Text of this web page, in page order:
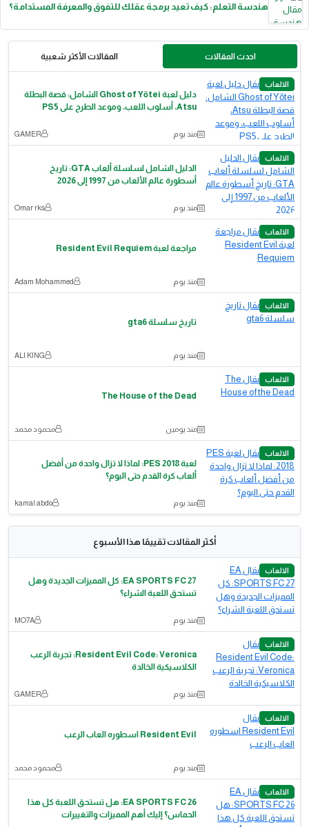
هندسة التعلم: كيف تعيد برمجة عقلك للتفوق والمعرفة المستدامة؟
احدث المقالات المقالات الأكثر شعبية
الالعاب
دليل لعبة Ghost of Yōtei الشامل: قصة البطلة
Atsu، أسلوب اللعب، وموعد الطرح على PS5
منذ يوم GAMER
الالعاب
الدليل الشامل لسلسلة ألعاب GTA: تاريخ
أسطورة عالم الألعاب من 1997 إلى 2026
منذ يوم Omar rks
الالعاب
مراجعة لعبة Resident Evil Requiem
منذ يوم Adam Mohammed
الالعاب
تاريخ سلسلة gta6
منذ يوم ALI KING
الالعاب
The House of the Dead
منذ يومين محمود محمد
الالعاب
لعبة PES 2018: لماذا لا تزال واحدة من أفضل
ألعاب كرة القدم حتى اليوم؟
منذ يوم kamal abdo
أكثر المقالات تقييمًا هذا الأسبوع
الالعاب
EA SPORTS FC 27: كل المميزات الجديدة وهل
تستحق اللعبة الشراء؟
منذ يوم MO7A
الالعاب
Resident Evil Code: Veronica: تجربة الرعب
الكلاسيكية الخالدة
منذ يوم GAMER
الالعاب
Resident Evil اسطوره العاب الرعب
منذ يوم محمود محمد
الالعاب
EA SPORTS FC 26: هل تستحق اللعبة كل هذا
الحماس؟ إليك أهم المميزات والتغييرات